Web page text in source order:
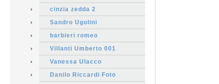
cinzia zedda 2
Sandro Ugolini
barbieri romeo
Villanti Umberto 001
Vanessa Ulacco
Danilo Riccardi Foto